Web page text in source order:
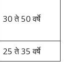
30 ते 50 वर्षे
25 ते 35 वर्षे